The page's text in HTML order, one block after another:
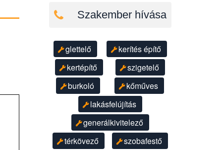
Szakember hívása
glettelő
kerítés építő
kertépítő
szigetelő
burkoló
kőműves
lakásfelújítás
generálkivitelező
térkövező
szobafestő